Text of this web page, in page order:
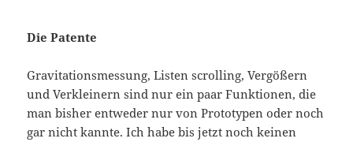
Die Patente
Gravitationsmessung, Listen scrolling, Vergößern
und Verkleinern sind nur ein paar Funktionen, die
man bisher entweder nur von Prototypen oder noch
gar nicht kannte. Ich habe bis jetzt noch keinen